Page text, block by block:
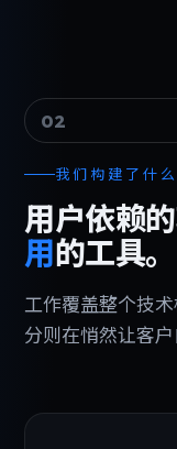
02
我们构建了什么
用户依赖
用的工具。
工作覆盖整个技
分则在悄然让客户